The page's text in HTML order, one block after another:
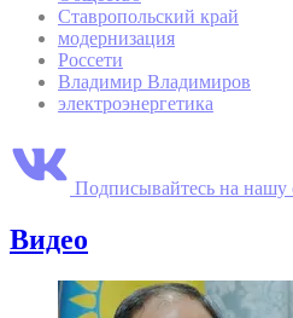
Ставропольский край
модернизация
Россети
Владимир Владимиров
электроэнергетика
Подписывайтесь на
Видео